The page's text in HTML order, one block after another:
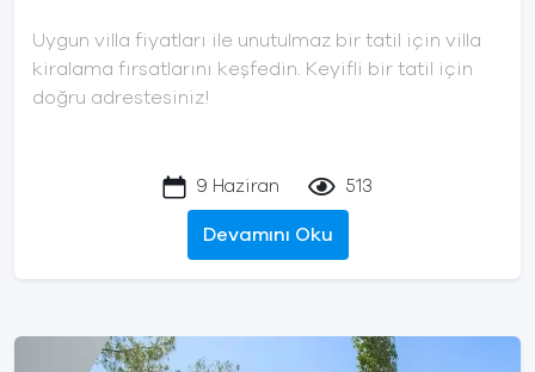
Uygun villa fiyatları ile unutulmaz bir tatil için villa
kiralama fırsatlarını keşfedin. Keyifli bir tatil için
doğru adrestesiniz!
9 Haziran 513
Devamını Oku